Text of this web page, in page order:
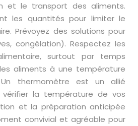
et le transport des aliments.
les quantités pour limiter le
Prévoyez des solutions pour
congélation). Respectez les
surtout par temps
aliments à une température
thermomètre est un allié
vérifier la température de vos
et la préparation anticipée
convivial et agréable pour